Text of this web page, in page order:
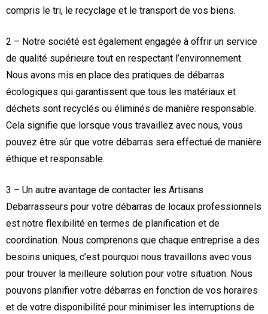
compris le tri, le recyclage et le transport de vos biens.
2 – Notre société est également engagée à offrir un service
de qualité supérieure tout en respectant l’environnement.
Nous avons mis en place des pratiques de débarras
écologiques qui garantissent que tous les matériaux et
déchets sont recyclés ou éliminés de manière responsable.
Cela signifie que lorsque vous travaillez avec nous, vous
pouvez être sûr que votre débarras sera effectué de manière
éthique et responsable.
3 – Un autre avantage de contacter les Artisans
Debarrasseurs pour votre débarras de locaux professionnels
est notre flexibilité en termes de planification et de
coordination. Nous comprenons que chaque entreprise a des
besoins uniques, c’est pourquoi nous travaillons avec vous
pour trouver la meilleure solution pour votre situation. Nous
pouvons planifier votre débarras en fonction de vos horaires
et de votre disponibilité pour minimiser les interruptions de